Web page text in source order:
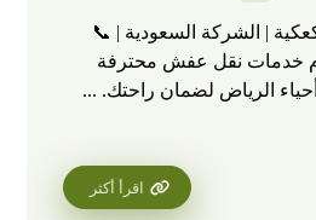
| الشركة السعودية | 📞
نقدم خدمات نقل عفش محترفة
الرياض لضمان راحتك. ...
اقرأ أكثر